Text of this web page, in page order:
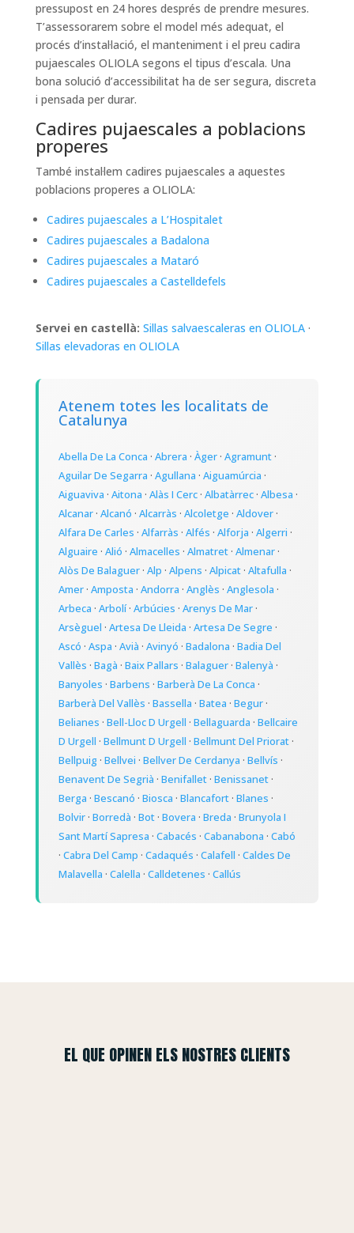
pressupost en 24 hores després de prendre mesures.
T’assessorarem sobre el model més adequat, el
procés d’instal·lació, el manteniment i el preu cadira
pujaescales OLIOLA segons el tipus d’escala. Una
bona solució d’accessibilitat ha de ser segura, discreta
i pensada per durar.
Cadires pujaescales a poblacions
properes
També instal·lem cadires pujaescales a aquestes
poblacions properes a OLIOLA:
Cadires pujaescales a L’Hospitalet
Cadires pujaescales a Badalona
Cadires pujaescales a Mataró
Cadires pujaescales a Castelldefels
Servei en castellà: Sillas salvaescaleras en OLIOLA·
Sillas elevadoras en OLIOLA
Atenem totes les localitats de
Catalunya
Abella De La Conca · Abrera · Àger· Agramunt·
Aguilar De Segarra · Agullana · Aiguamúrcia ·
Aiguaviva · Aitona · Alàs I Cerc· Albatàrrec· Albesa ·
Alcanar· Alcanó · Alcarràs · Alcoletge · Aldover·
Alfara De Carles · Alfarràs · Alfés · Alforja · Algerri ·
Alguaire · Alió · Almacelles · Almatret· Almenar·
Alòs De Balaguer· Alp · Alpens · Alpicat· Altafulla ·
Amer· Amposta · Andorra · Anglès · Anglesola ·
Arbeca · Arbolí· Arbúcies · Arenys De Mar·
Arsèguel · Artesa De Lleida · Artesa De Segre ·
Ascó · Aspa · Avià · Avinyó · Badalona · Badia Del
Vallès · Bagà · Baix Pallars · Balaguer· Balenyà ·
Banyoles · Barbens · Barberà De La Conca ·
Barberà Del Vallès · Bassella · Batea · Begur·
Belianes · Bell-Lloc D Urgell · Bellaguarda · Bellcaire
D Urgell · Bellmunt D Urgell · Bellmunt Del Priorat·
Bellpuig· Bellvei · Bellver De Cerdanya · Bellvís ·
Benavent De Segrià · Benifallet· Benissanet·
Berga · Bescanó · Biosca · Blancafort· Blanes ·
Bolvir· Borredà · Bot· Bovera · Breda · Brunyola I
Sant Martí Sapresa · Cabacés · Cabanabona · Cabó
· Cabra Del Camp · Cadaqués · Calafell · Caldes De
Malavella · Calella · Calldetenes · Callús
EL QUE OPINEN ELS NOSTRES CLIENTS